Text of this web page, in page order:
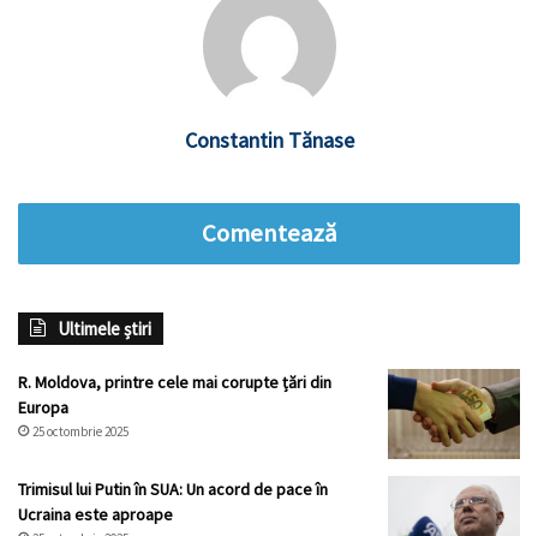
Constantin Tănase
Comentează
Ultimele știri
R. Moldova, printre cele mai corupte țări din
Europa
25 octombrie 2025
Trimisul lui Putin în SUA: Un acord de pace în
Ucraina este aproape